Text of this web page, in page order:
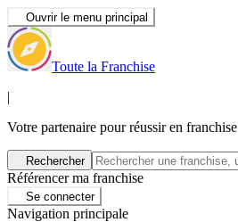
Ouvrir le menu principal
Toute la Franchise
|
Votre partenaire pour réussir en franchise
Rechercher
Référencer ma franchise
Se connecter
Navigation principale